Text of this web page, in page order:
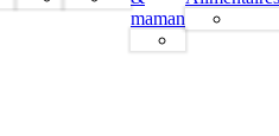
maman